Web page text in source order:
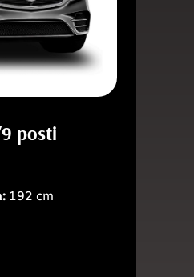
posti
192 cm